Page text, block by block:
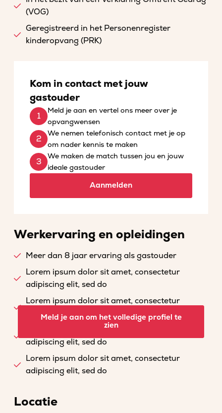
(VOG)
Geregistreerd in het Personenregister
kinderopvang (PRK)
Kom in contact met jouw
gastouder
Meld je aan en vertel ons meer over je
opvangwensen
We nemen telefonisch contact met je op
om nader kennis te maken
We maken de match tussen jou en jouw
ideale gastouder
Aanmelden
Werkervaring en opleidingen
Meer dan 8 jaar ervaring als gastouder
Lorem ipsum dolor sit amet, consectetur
adipiscing elit, sed do
Lorem ipsum dolor sit amet, consectetur
adipiscing elit, sed do
Lorem ipsum dolor sit amet, consectetur
adipiscing elit, sed do
Lorem ipsum dolor sit amet, consectetur
adipiscing elit, sed do
Meld je aan om het volledige profiel te
zien
Locatie